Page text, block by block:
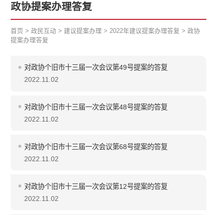
政协提案办理答复
首页 >政民互动 > 建议提案办理 > 2022年建议提案办理答复 >政协
提案办理答复
对政协个旧市十三届一次会议第49号提案的答复
2022.11.02
对政协个旧市十三届一次会议第48号提案的答复
2022.11.02
对政协个旧市十三届一次会议第68号提案的答复
2022.11.02
对政协个旧市十三届一次会议第12号提案的答复
2022.11.02